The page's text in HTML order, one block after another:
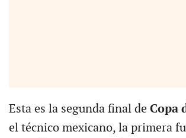
Esta es la segunda final de Copa
el técnico mexicano, la primera